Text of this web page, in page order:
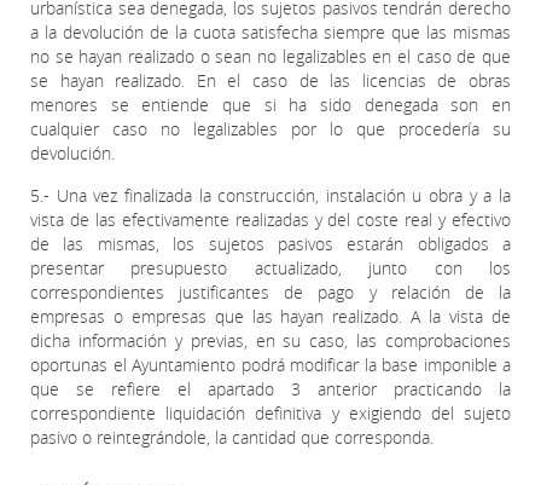
urbanística sea denegada, los sujetos pasivos tendrán derecho
a la devolución de la cuota satisfecha siempre que las mismas
no se hayan realizado o sean no legalizables en el caso de que
se hayan realizado. En el caso de las licencias de obras
menores se entiende que si ha sido denegada son en
cualquier caso no legalizables por lo que procedería su
devolución.
5.- Una vez finalizada la construcción, instalación u obra y a la
vista de las efectivamente realizadas y del coste real y efectivo
de las mismas, los sujetos pasivos estarán obligados a
presentar presupuesto actualizado, junto con los
correspondientes justificantes de pago y relación de la
empresas o empresas que las hayan realizado. A la vista de
dicha información y previas, en su caso, las comprobaciones
oportunas el Ayuntamiento podrá modificar la base imponible a
que se refiere el apartado 3 anterior practicando la
correspondiente liquidación definitiva y exigiendo del sujeto
pasivo o reintegrándole, la cantidad que corresponda.